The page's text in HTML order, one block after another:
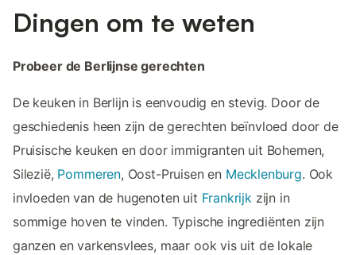
Dingen om te weten
Probeer de Berlijnse gerechten
De keuken in Berlijn is eenvoudig en stevig. Door de
geschiedenis heen zijn de gerechten beïnvloed door de
Pruisische keuken en door immigranten uit Bohemen,
Silezië, Pommeren, Oost-Pruisen en Mecklenburg. Ook
invloeden van de hugenoten uit Frankrijkzijn in
sommige hoven te vinden. Typische ingrediënten zijn
ganzen en varkensvlees, maar ook vis uit de lokale